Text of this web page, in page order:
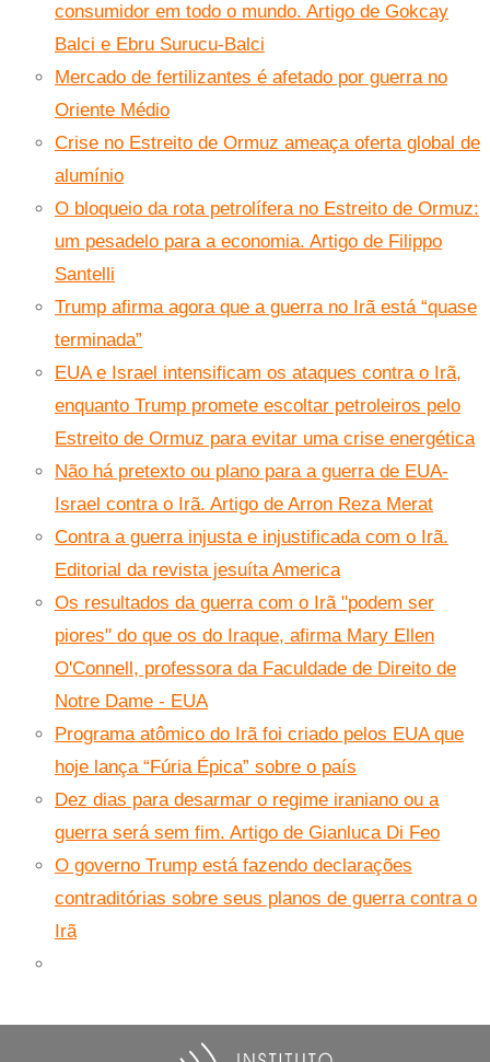
consumidor em todo o mundo. Artigo de Gokcay
Balci e Ebru Surucu-Balci
Mercado de fertilizantes é afetado por guerra no
Oriente Médio
Crise no Estreito de Ormuz ameaça oferta global de
alumínio
O bloqueio da rota petrolífera no Estreito de Ormuz:
um pesadelo para a economia. Artigo de Filippo
Santelli
Trump afirma agora que a guerra no Irã está “quase
terminada”
EUA e Israel intensificam os ataques contra o Irã,
enquanto Trump promete escoltar petroleiros pelo
Estreito de Ormuz para evitar uma crise energética
Não há pretexto ou plano para a guerra de EUA-
Israel contra o Irã. Artigo de Arron Reza Merat
Contra a guerra injusta e injustificada com o Irã.
Editorial da revista jesuíta America
Os resultados da guerra com o Irã "podem ser
piores" do que os do Iraque, afirma Mary Ellen
O'Connell, professora da Faculdade de Direito de
Notre Dame - EUA
Programa atômico do Irã foi criado pelos EUA que
hoje lança “Fúria Épica” sobre o país
Dez dias para desarmar o regime iraniano ou a
guerra será sem fim. Artigo de Gianluca Di Feo
O governo Trump está fazendo declarações
contraditórias sobre seus planos de guerra contra o
Irã